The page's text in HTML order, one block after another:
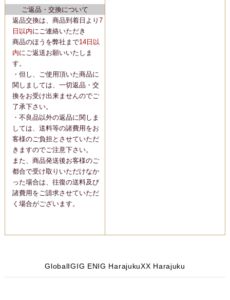
ご返品・交換について
返品交換は、商品到着日より 7
日以内にご連絡いただき
商品のほうを弊社まで14日以
内にご返送お願いいたしま
す。
・但し、ご使用頂いた商品に
関しましては、一切返品・交
換をお受け出来ませんのでご
了承下さい。
・不良品以外の返品に関しま
しては、送料等の諸費用をお
客様のご負担とさせていただ
きますのでご注意下さい。
また、商品発送後お客様のご
都合で受け取りいただけなか
った場合は、往復の送料及び
諸費用をご請求させていただ
く場合がございます。
GlobalIGIG ENIG HarajukuXX Harajuku